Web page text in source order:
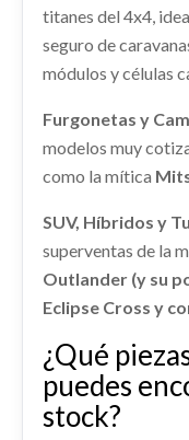
TECHO
TECHO usado.
MITSUBISHI
Ref: 2441581
ELEVALUNAS
MITSUBISHI
Ref: 2441542
MANDO
MANDO
BOMBA
BOMBA
MITSUBISHI
Ref: 2441521
MITSUBISHI
2441538
MANETA
MITSUBISHI
Ref:
Ref: 2441531
MITSUBISHI
Ref: 2441513
titanes del 4x4,
seguro de
módulos y células
Furgonetas y
modelos muy
como la mítica
SUV, Híbridos y
superventas de la
Outlander (y su
Eclipse Cross y
¿Qué
puedes
stock?